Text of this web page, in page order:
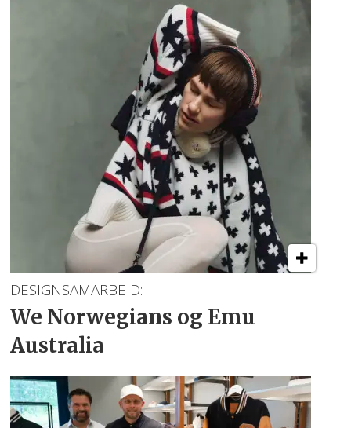
DESIGNSAMARBEID:
We Norwegians og Emu
Australia